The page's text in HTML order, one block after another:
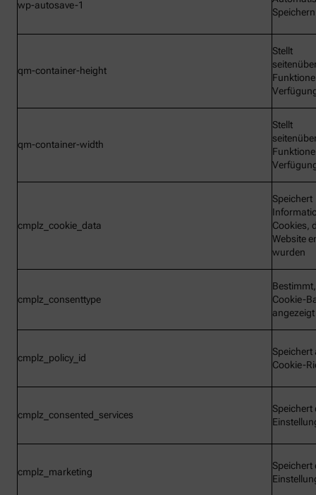
wp-autosave-1
Speichern
qm-container-height
Stellt
qm-container-width
Stellt
cmplz_cookie_data
Speichert
Cookies,
Website
wurden
cmplz_consenttype
Cookie-
cmplz_policy_id
Speichert
Cookie-
cmplz_consented_services
Speichert
cmplz_marketing
Speichert